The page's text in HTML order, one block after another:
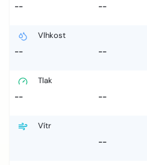
--
--
Vlhkost
--
--
Tlak
--
--
Vítr
--